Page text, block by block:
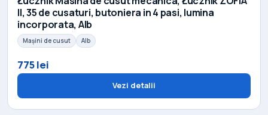
II, 35 de cusaturi, butoniera in 4 pasi, lumina
incorporata, Alb
Mașini de cusut Alb
775 lei
Vezi detalii